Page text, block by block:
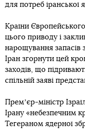
для потреб іранської
Країни
цього приводу і
нарощування запасів
Іран згорнути цей
заходів, що
спільній заяві
Премʼєр-міністр
Ірану «небезпечним
Тегераном ядерної